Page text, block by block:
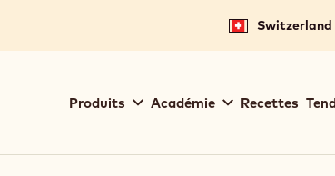
Switzerland
navigation
Produits Académie Recettes